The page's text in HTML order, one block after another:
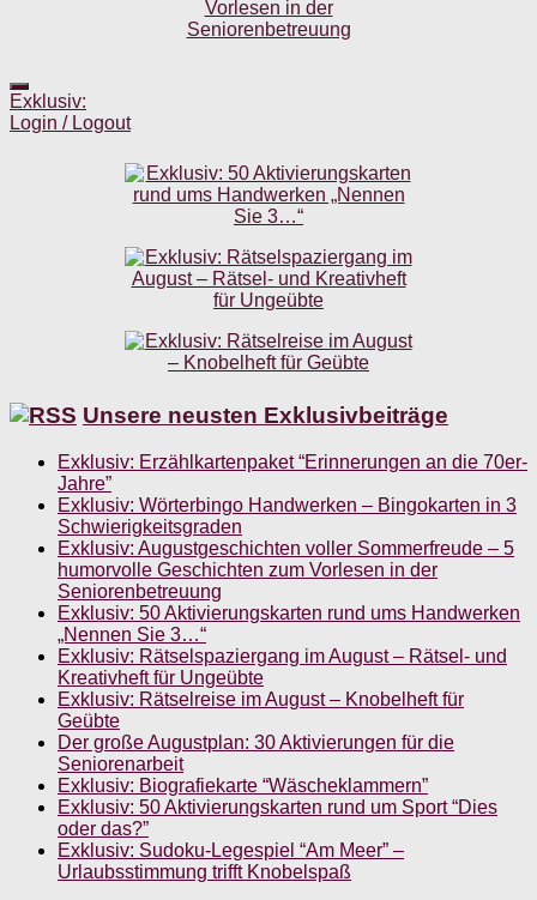
Exklusiv:
Login / Logout
Unsere neusten Exklusivbeiträge
Exklusiv: Erzählkartenpaket “Erinnerungen an die 70er-
Jahre”
Exklusiv: Wörterbingo Handwerken – Bingokarten in 3
Schwierigkeitsgraden
Exklusiv: Augustgeschichten voller Sommerfreude – 5
humorvolle Geschichten zum Vorlesen in der
Seniorenbetreuung
Exklusiv: 50 Aktivierungskarten rund ums Handwerken
„Nennen Sie 3…“
Exklusiv: Rätselspaziergang im August – Rätsel- und
Kreativheft für Ungeübte
Exklusiv: Rätselreise im August – Knobelheft für
Geübte
Der große Augustplan: 30 Aktivierungen für die
Seniorenarbeit
Exklusiv: Biografiekarte “Wäscheklammern”
Exklusiv: 50 Aktivierungskarten rund um Sport “Dies
oder das?”
Exklusiv: Sudoku-Legespiel “Am Meer” –
Urlaubsstimmung trifft Knobelspaß